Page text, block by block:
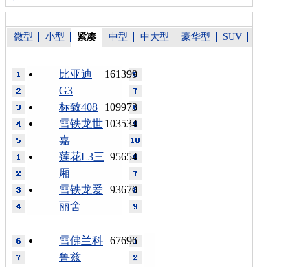
微型 小型 紧凑 中型 中大型 豪华型 SUV
161399
比亚迪
G3
109973
标致408
103534
雪铁龙世
嘉
95654
莲花L3三
厢
93670
雪铁龙爱
丽舍
67696
雪佛兰科
鲁兹